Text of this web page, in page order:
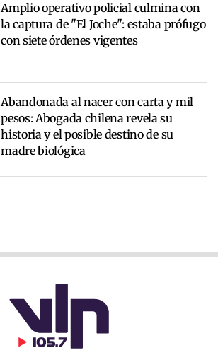
Amplio operativo policial culmina con
la captura de "El Joche": estaba prófugo
con siete órdenes vigentes
Abandonada al nacer con carta y mil
pesos: Abogada chilena revela su
historia y el posible destino de su
madre biológica